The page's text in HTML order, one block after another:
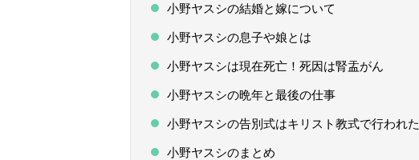
小野ヤスシの結婚と嫁について
小野ヤスシの息子や娘とは
小野ヤスシは現在死亡！死因は腎盂がん
小野ヤスシの晩年と最後の仕事
小野ヤスシの告別式はキリスト教式で行われた
小野ヤスシのまとめ